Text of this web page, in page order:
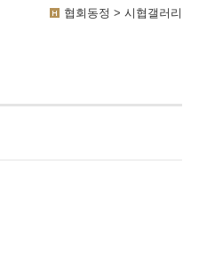
협회동정 > 시협갤러리